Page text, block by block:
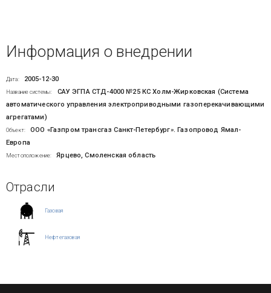
Информация о внедрении
Дата: 2005-12-30
Название системы:
САУ ЭГПА СТД-4000 №25 КС Холм-Жирковская (Система
автоматического управления электроприводными газоперекачивающими
агрегатами)
Объект:
ООО «Газпром трансгаз Санкт-Петербург». Газопровод Ямал-
Европа
Местоположение: Ярцево, Смоленская область
Отрасли
Газовая
Нефтегазовая